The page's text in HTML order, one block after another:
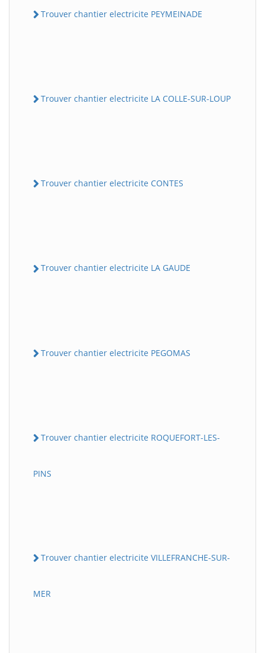
Trouver chantier electricite PEYMEINADE
Trouver chantier electricite LA COLLE-SUR-LOUP
Trouver chantier electricite CONTES
Trouver chantier electricite LA GAUDE
Trouver chantier electricite PEGOMAS
Trouver chantier electricite ROQUEFORT-LES-
PINS
Trouver chantier electricite VILLEFRANCHE-SUR-
MER